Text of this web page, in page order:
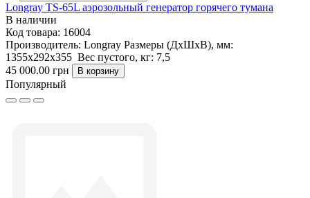
Longray TS-65L аэрозольный генератор горячего тумана
В наличии
Код товара: 16004
Производитель: Longray Размеры (ДxШxВ), мм:
1355x292x355 Вес пустого, кг: 7,5
45 000.00 грн
В корзину
Популярный